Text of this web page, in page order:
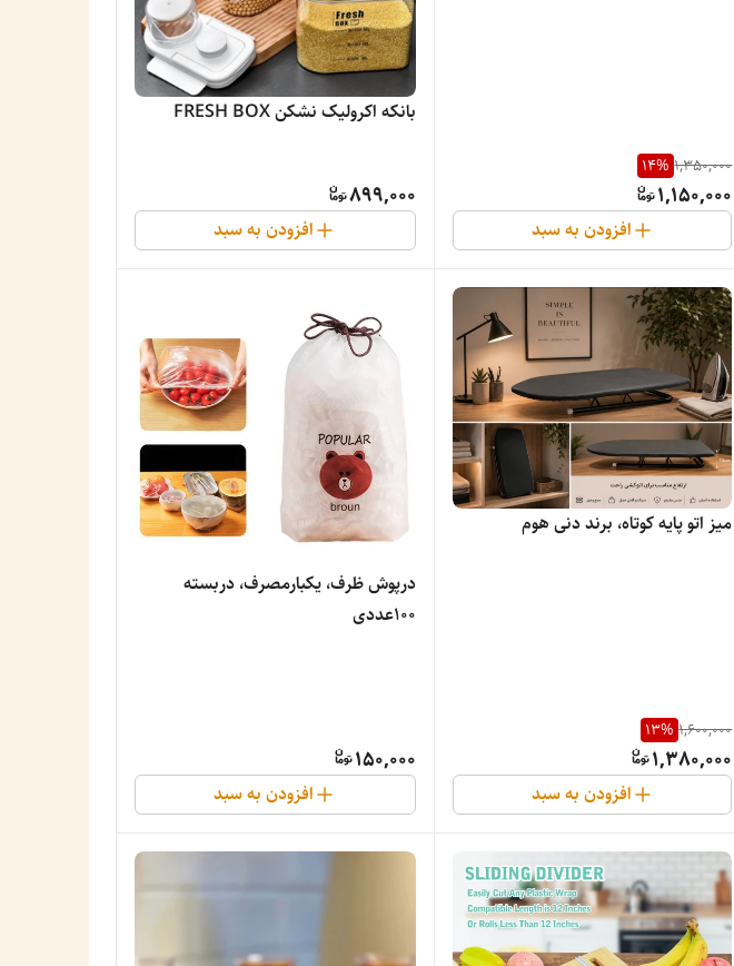
1,350,000
14%
1,150,000
افزودن به سبد
بانکه اکرولیک نشکن FRESH BOX
899,000
افزودن به سبد
میز اتو پایه کوتاه، برند دنی هوم
1,600,000
13%
1,380,000
افزودن به سبد
درپوش ظرف، یکبارمصرف، دربسته
100عددی
150,000
افزودن به سبد